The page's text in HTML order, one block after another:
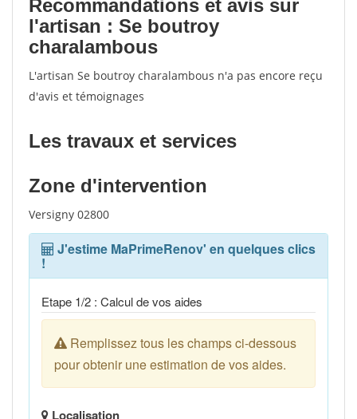
Recommandations et avis sur
l'artisan : Se boutroy
charalambous
L'artisan Se boutroy charalambous n'a pas encore reçu
d'avis et témoignages
Les travaux et services
Zone d'intervention
Versigny 02800